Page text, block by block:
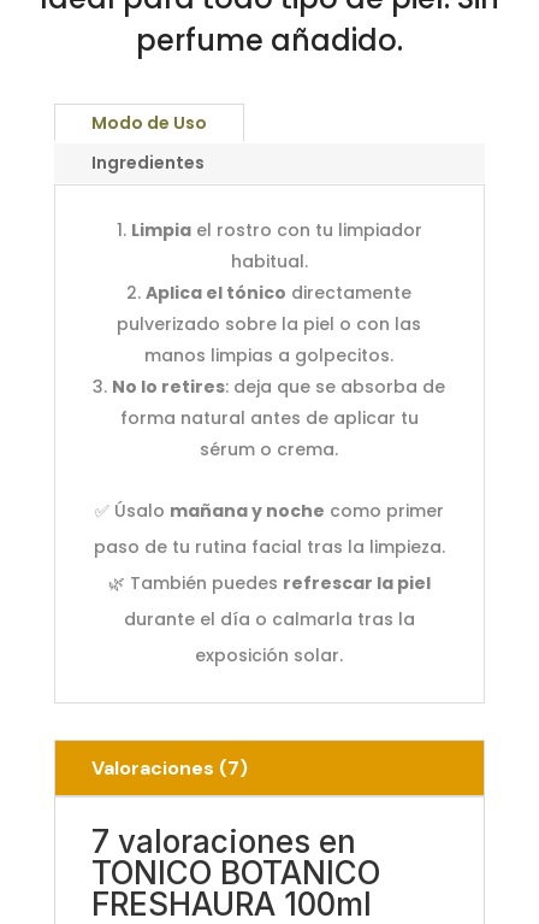
perfume añadido.
Modo de Uso
Ingredientes
Limpiael rostro con tu limpiador
habitual.
Aplica el tónico directamente
pulverizado sobre la piel o con las
manos limpias a golpecitos.
No lo retires: deja que se absorba de
forma natural antes de aplicar tu
sérum o crema.
✅ Úsalo mañana y noche como primer
paso de tu rutina facial tras la limpieza.
🌿 También puedes refrescar la piel
durante el día o calmarla tras la
exposición solar.
Valoraciones (7)
7 valoraciones en
TONICO BOTANICO
FRESHAURA 100ml